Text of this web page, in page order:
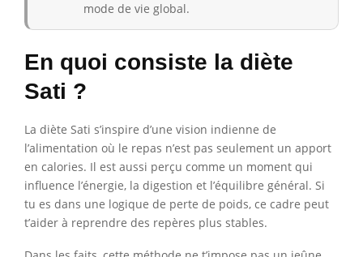
mode de vie global.
En quoi consiste la diète
Sati ?
La diète Sati s’inspire d’une vision indienne de
l’alimentation où le repas n’est pas seulement un apport
en calories. Il est aussi perçu comme un moment qui
influence l’énergie, la digestion et l’équilibre général. Si
tu es dans une logique de perte de poids, ce cadre peut
t’aider à reprendre des repères plus stables.